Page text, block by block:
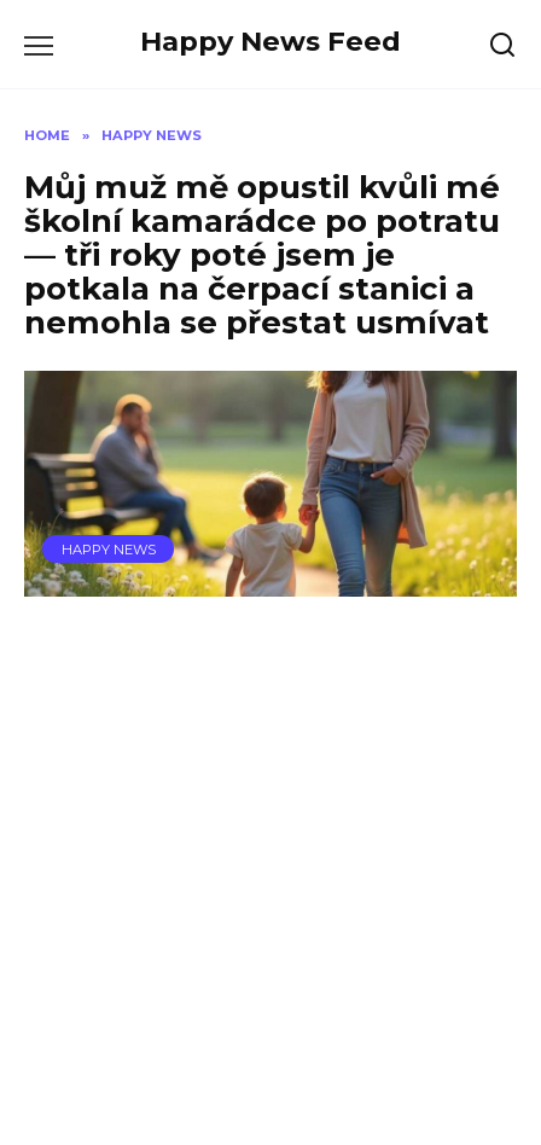
Happy News Feed
HOME » HAPPY NEWS
Můj muž mě opustil kvůli mé
školní kamarádce po potratu
— tři roky poté jsem je
potkala na čerpací stanici a
nemohla se přestat usmívat
HAPPY NEWS